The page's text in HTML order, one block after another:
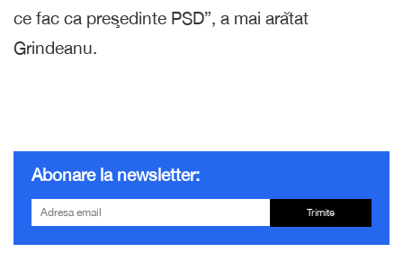
ce fac ca preşedinte PSD”, a mai arătat
Grindeanu.
Abonare la newsletter:
Trimite